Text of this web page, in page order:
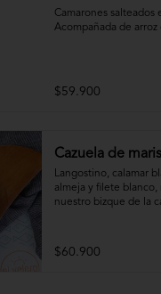
Camarones salteados
Acompañada de arroz
$59.900
Cazuela de
Langostino, calamar
almeja y filete
nuestro bizque de la
$60.900